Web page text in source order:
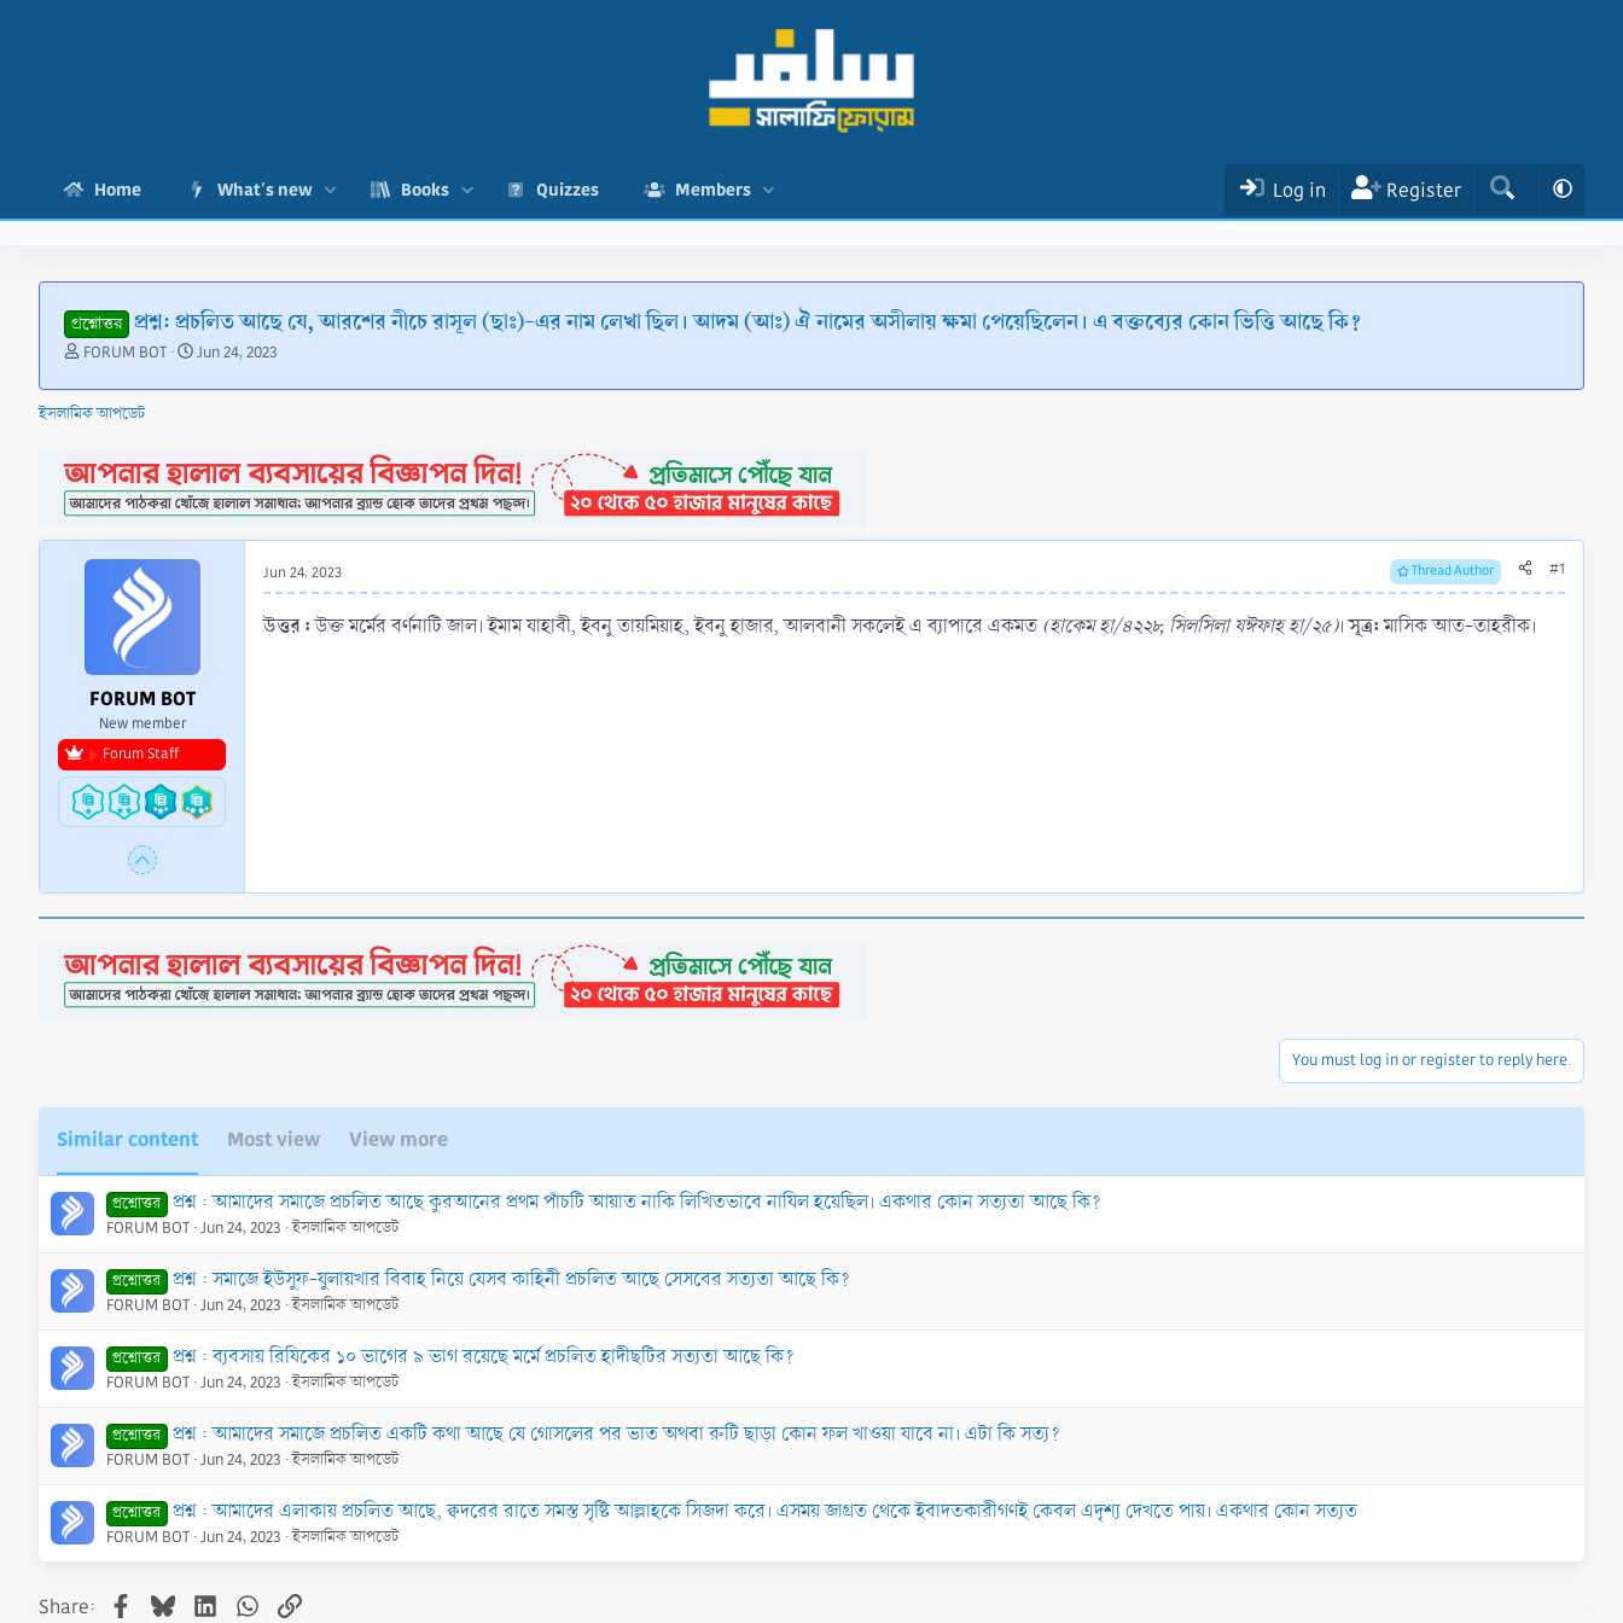
Home What's new Books Quizzes Members Log in Register
প্রশ্নোত্তর প্রশ্ন: প্রচলিত আছে যে, আরশের নীচে রাসূল (ছাঃ)-এর নাম লেখা ছিল। আদম (আঃ) ঐ নামের অসীলায় ক্ষমা পেয়েছিলেন। এ বক্তব্যের কোন ভিত্তি আছে কি?
T
r
e
d
s
t
a
r
FORUM BOT
S
a
d
a
t
e
Jun 24, 2023
ইসলামিক আপডেট
FORUM BOT
New member
Forum Staff
Jun 24, 2023 Thread Author #1
উত্তর :উক্ত মর্মের বর্ণনাটি জাল। ইমাম যাহাবী, ইবনু তায়মিয়াহ, ইবনু হাজার, আলবানী সকলেই এ ব্যাপারে একমত (হাকেম হা/৪২২৮, সিলসিলা যঈফাহ হা/২৫)।সূত্র:মাসিক আত-তাহরীক।
You must log in or register to reply here.
Similar content Most view View more
প্রশ্নোত্তর প্রশ্ন : আমাদের সমাজে প্রচলিত আছে কুরআনের প্রথম পাঁচটি আয়াত নাকি লিখিতভাবে নাযিল হয়েছিল। একথার কোন সত্যতা আছে কি?
FORUM BOT Jun 24, 2023 ইসলামিক আপডেট
প্রশ্নোত্তর প্রশ্ন : সমাজে ইউসুফ-যুলায়খার বিবাহ নিয়ে যেসব কাহিনী প্রচলিত আছে সেসবের সত্যতা আছে কি?
FORUM BOT Jun 24, 2023 ইসলামিক আপডেট
প্রশ্নোত্তর প্রশ্ন : ব্যবসায় রিযিকের ১০ ভাগের ৯ ভাগ রয়েছে মর্মে প্রচলিত হাদীছটির সত্যতা আছে কি?
FORUM BOT Jun 24, 2023 ইসলামিক আপডেট
প্রশ্নোত্তর প্রশ্ন : আমাদের সমাজে প্রচলিত একটি কথা আছে যে গোসলের পর ভাত অথবা রুটি ছাড়া কোন ফল খাওয়া যাবে না। এটা কি সত্য?
FORUM BOT Jun 24, 2023 ইসলামিক আপডেট
প্রশ্নোত্তর প্রশ্ন : আমাদের এলাকায় প্রচলিত আছে, ক্বদরের রাতে সমস্ত সৃষ্টি আল্লাহকে সিজদা করে। এসময় জাগ্রত থেকে ইবাদতকারীগণই কেবল এদৃশ্য দেখতে পায়। একথার কোন সত্যত
FORUM BOT Jun 24, 2023 ইসলামিক আপডেট
Share: Facebook
BlueskyLinkedInWhatsApp
Link